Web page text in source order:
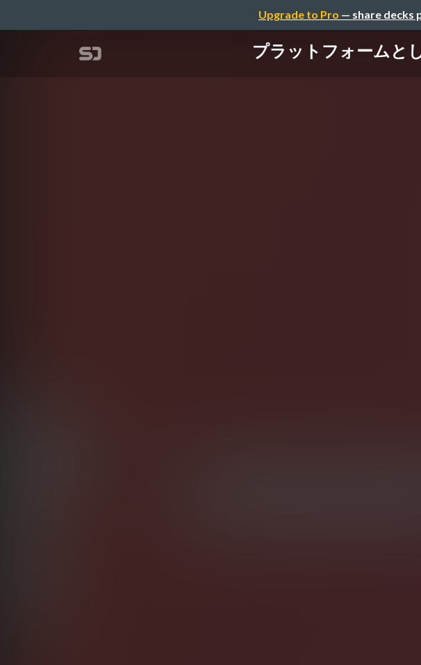
Upgrade to Pro — share decks
プラットフォームと